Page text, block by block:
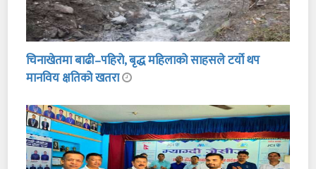
चिनाखेतमा बाढी–पहिरो, बृद्ध महिलाको साहसले टर्यो थप
मानविय क्षतिको खतरा